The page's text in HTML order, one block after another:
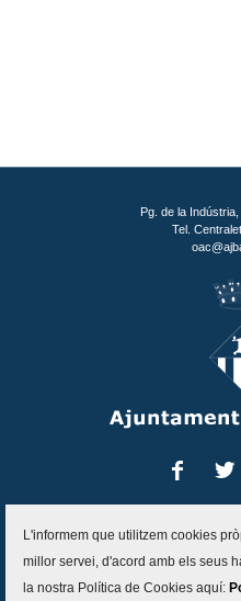
Pg. de la
Tel.
Inici Contacte
Política de protecció de
Canal
L'informem que utilitzem cookies
millor servei, d'acord amb els seus
la nostra Política de Cookies aquí: